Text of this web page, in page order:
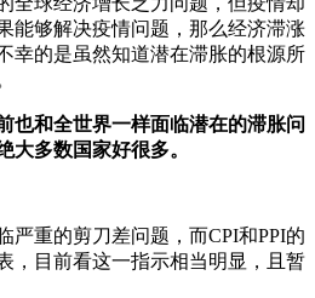
能够解决疫情问题，那么经济滞涨
幸的是虽然知道潜在滞胀的根源所
也和全世界一样面临潜在的滞胀问
大多数国家好很多。
严重的剪刀差问题，而CPI和PPI的
，目前看这一指示相当明显，且暂